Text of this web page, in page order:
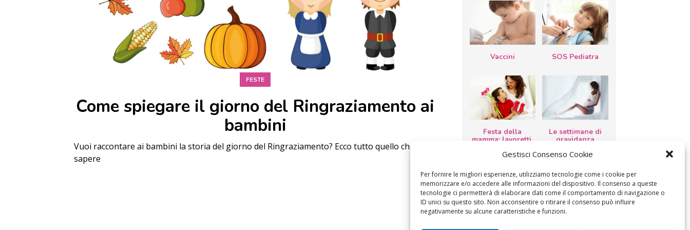
Gestisci Consenso Cookie
Per fornire le migliori esperienze, utilizziamo tecnologie come i cookie per
memorizzare e/o accedere alle informazioni del dispositivo. Il consenso a queste
tecnologie ci permetterà di elaborare dati come il comportamento di navigazione o
ID unici su questo sito. Non acconsentire o ritirare il consenso può influire
negativamente su alcune caratteristiche e funzioni.
FESTE
Come spiegare il giorno del Ringraziamento ai
bambini
Vuoi raccontare ai bambini la storia del giorno del Ringraziamento? Ecco tutto quello che devi
sapere
Vaccini SOS Pediatra
Festa della
mamma: lavoretti,
filastrocche
Le settimane di
gravidanza